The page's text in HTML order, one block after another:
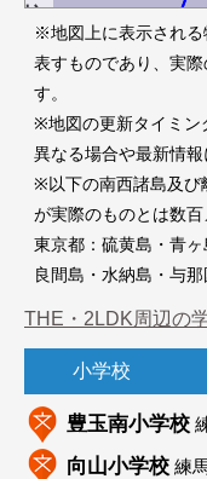
中村小学校
校
※地図上に表示される
表すものであり、実
す。
※地図の更新タイミン
異なる場合や最新情報
※以下の南西諸島及び
が実際のものとは数百
東京都：硫黄島・青
良間島・水納島・与
THE・2LDK周辺の
小学校
豊玉南小学校
向山小学校 練